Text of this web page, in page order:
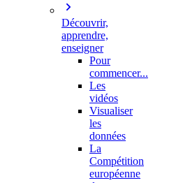
Découvrir,
apprendre,
enseigner
Pour
commencer...
Les
vidéos
Visualiser
les
données
La
Compétition
européenne